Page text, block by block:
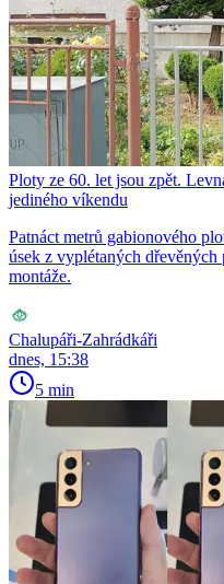
Ploty ze 60. let jsou zpět.
jediného víkendu
Patnáct metrů gabionového
úsek z vyplétaných
montáže.
Chalupáři-Zahrádkáři
dnes, 15:38
5 min